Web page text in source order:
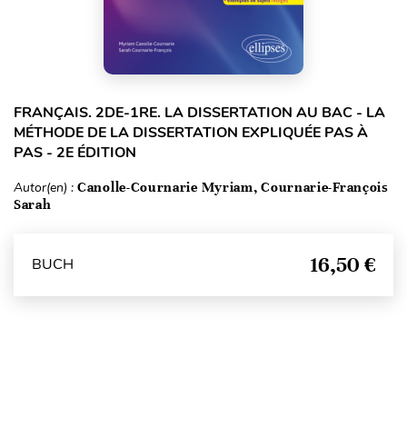
FRANÇAIS. 2DE-1RE. LA DISSERTATION AU BAC - LA
MÉTHODE DE LA DISSERTATION EXPLIQUÉE PAS À
PAS - 2E ÉDITION
Autor(en) : Canolle-Cournarie Myriam, Cournarie-François
Sarah
BUCH 16,50 €